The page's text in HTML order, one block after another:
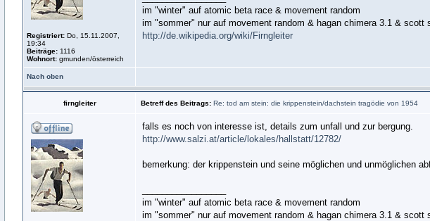
Registriert: Do, 15.11.2007,
19:34
Beiträge: 1116
Wohnort: gmunden/österreich
im "winter" auf atomic beta race & movement random
im "sommer" nur auf movement random & hagan chimera 3.1 & scott
http://de.wikipedia.org/wiki/Firngleiter
Nach oben
firngleiter Betreff des Beitrags: Re: tod am stein: die krippenstein/dachstein tragödie von 1954
falls es noch von interesse ist, details zum unfall und zur bergung.
http://www.salzi.at/article/lokales/hallstatt/12782/
bemerkung: der krippenstein und seine möglichen und unmöglichen
im "winter" auf atomic beta race & movement random
im "sommer" nur auf movement random & hagan chimera 3.1 & scott